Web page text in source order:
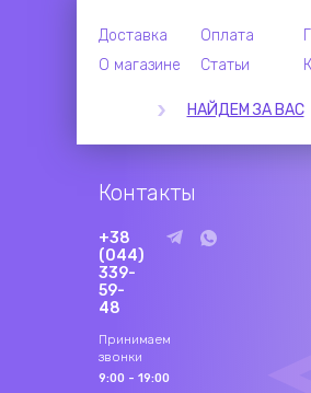
Доставка Оплата
О магазине
Статьи
НАЙДЕМ ЗА ВАС
Контакты
+38
(044)
339-
59-
48
Принимаем
звонки
9:00 - 19:00